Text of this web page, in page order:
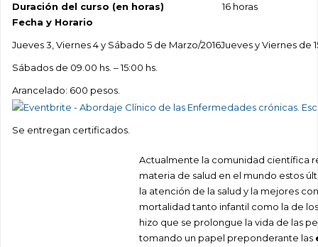
Duración del curso (en horas)
16 horas
Fecha y Horario
Jueves 3, Viernes 4 y Sábado 5 de Marzo/2016Jueves y Viernes de
Sábados de 09.00 hs. – 15:00 hs.
Arancelado: 600 pesos.
Se entregan certificados.
Actualmente la comunidad científica
materia de salud en el mundo estos
la atención de la salud y la mejores
mortalidad tanto infantil como la de
hizo que se prolongue la vida de las
tomando un papel preponderante las